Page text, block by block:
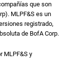
que son
). M L P F and S
MLPF&S es un
registrado,
de B of A Corp
BofA Corp.
MLPF&S y